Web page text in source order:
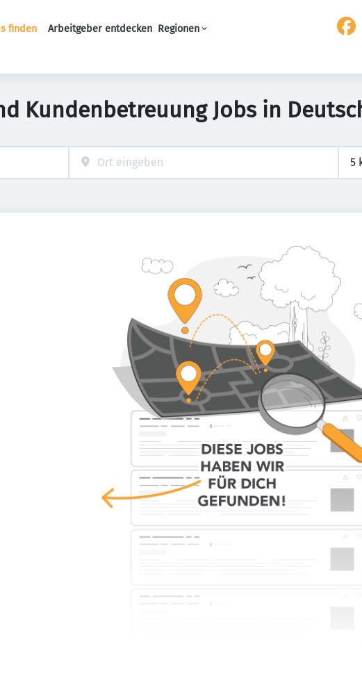
finden Arbeitgeber entdecken Regionen
Kundenbetreuung Jobs in